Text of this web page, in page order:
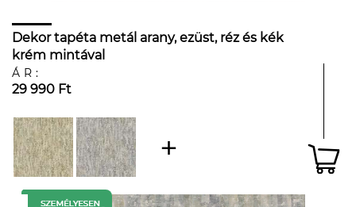
Dekor tapéta metál arany, ezüst, réz és kék
krém mintával
ÁR:
29 990 Ft